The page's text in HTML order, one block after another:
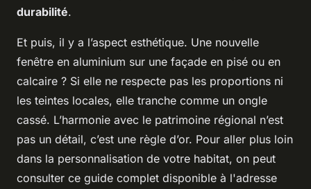
durabilité.
Et puis, il y a l’aspect esthétique. Une nouvelle
fenêtre en aluminium sur une façade en pisé ou en
calcaire ? Si elle ne respecte pas les proportions ni
les teintes locales, elle tranche comme un ongle
cassé. L’harmonie avec le patrimoine régional n’est
pas un détail, c’est une règle d’or. Pour aller plus loin
dans la personnalisation de votre habitat, on peut
consulter ce guide complet disponible à l'adresse